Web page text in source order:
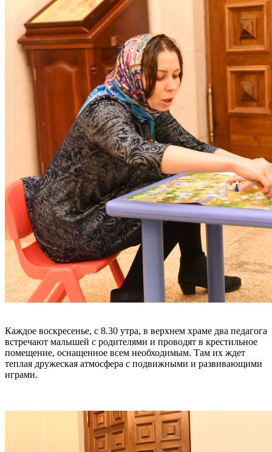
Каждое воскресенье, с 8.30 утра, в верхнем храме два педагога
встречают малышей с родителями и проводят в крестильное
помещение, оснащенное всем необходимым. Там их ждет
теплая дружеская атмосфера с подвижными и развивающими
играми.